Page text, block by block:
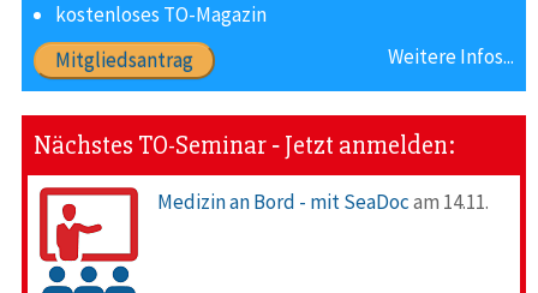
kostenloses TO-Magazin
Weitere Infos...
Mitgliedsantrag
Nächstes TO-Seminar ‐ Jetzt anmelden:
Medizin an Bord - mit SeaDocam 14.11.